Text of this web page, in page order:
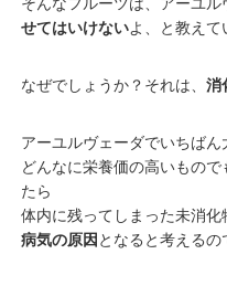
そんなフルーツは、アーユル
せてはいけないよ、と教えて
なぜでしょうか？それは、 消
アーユルヴェーダでいちばん
どんなに栄養価の高いもの
たら
体内に残ってしまった未消
病気の原因 となると考えるの